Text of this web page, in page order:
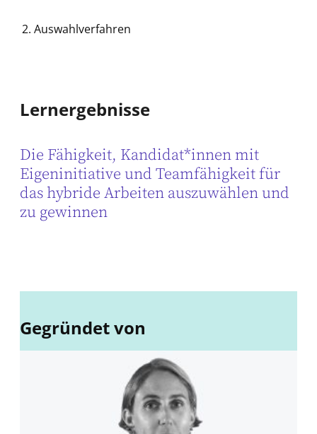
Auswahlverfahren
Lernergebnisse
Die Fähigkeit, Kandidat*innen mit
Eigeninitiative und Teamfähigkeit für
das hybride Arbeiten auszuwählen und
zu gewinnen
Gegründet von